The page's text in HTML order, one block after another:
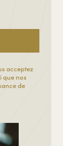
acceptez
que nos
de